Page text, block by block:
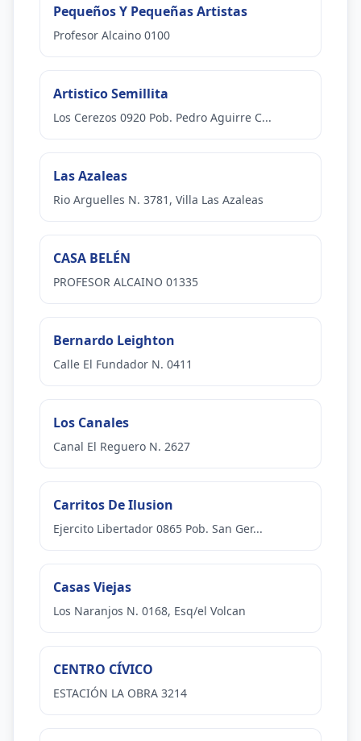
Pequeños Y Pequeñas Artistas
Profesor Alcaino 0100
Artistico Semillita
Los Cerezos 0920 Pob. Pedro Aguirre C...
Las Azaleas
Rio Arguelles N. 3781, Villa Las Azaleas
CASA BELÉN
PROFESOR ALCAINO 01335
Bernardo Leighton
Calle El Fundador N. 0411
Los Canales
Canal El Reguero N. 2627
Carritos De Ilusion
Ejercito Libertador 0865 Pob. San Ger...
Casas Viejas
Los Naranjos N. 0168, Esq/el Volcan
CENTRO CÍVICO
ESTACIÓN LA OBRA 3214